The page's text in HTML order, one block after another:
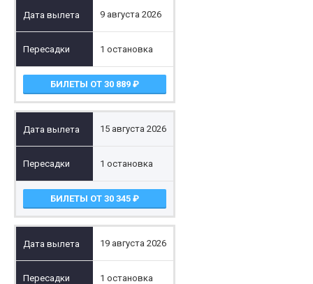
9 августа 2026
1 остановка
БИЛЕТЫ ОТ 30 889
15 августа 2026
1 остановка
БИЛЕТЫ ОТ 30 345
19 августа 2026
1 остановка